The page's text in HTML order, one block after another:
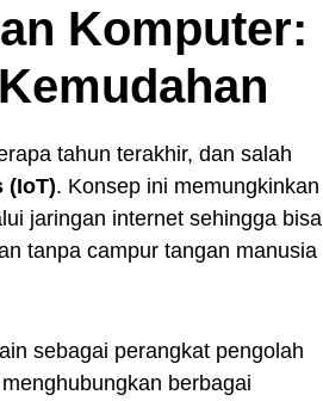
Komputer:
tahun terakhir, dan salah
(IoT). Konsep ini memungkinkan
jaringan internet sehingga bisa
tanpa campur tangan manusia
sebagai perangkat pengolah
berbagai